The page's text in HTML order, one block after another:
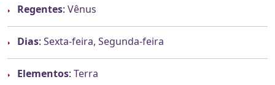
Regentes: Vênus
Dias: Sexta-feira, Segunda-feira
Elementos: Terra